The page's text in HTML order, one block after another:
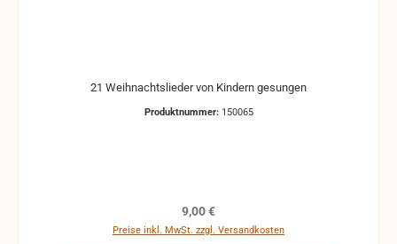
21 Weihnachtslieder von Kindern gesungen
Produktnummer: 150065
Regulärer Preis:
9,00 €
Preise inkl. MwSt. zzgl. Versandkosten